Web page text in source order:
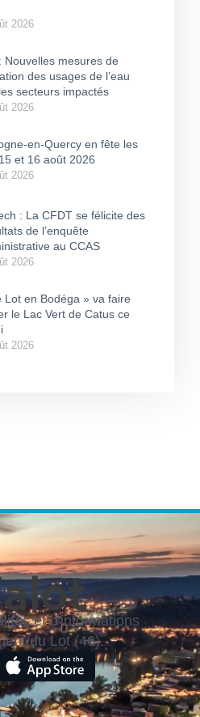
2026
Nouvelles mesures de
des usages de l’eau
secteurs impactés
2026
en-Quercy en fête les
et 16 août 2026
2026
: La CFDT se félicite des
de l’enquête
au CCAS
2026
Lot en Bodéga » va faire
le Lac Vert de Catus ce
2026
et d'informations
du Lot (46).